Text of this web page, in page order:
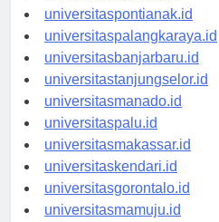
universitaskupang.id
universitaspontianak.id
universitaspalangkaraya.id
universitasbanjarbaru.id
universitastanjungselor.id
universitasmanado.id
universitaspalu.id
universitasmakassar.id
universitaskendari.id
universitasgorontalo.id